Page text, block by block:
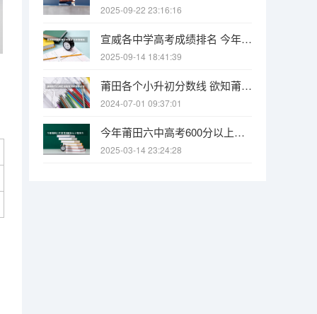
2025-09-22 23:16:16
宣威各中学高考成绩排名 今年宣威杨柳高考成绩单
2025-09-14 18:41:39
莆田各个小升初分数线 欲知莆田一中、二中、四中、五中、六中、八中、十中等学校中考的统招和择校的分数线！
2024-07-01 09:37:01
今年莆田六中高考600分以上有多少人
2025-03-14 23:24:28